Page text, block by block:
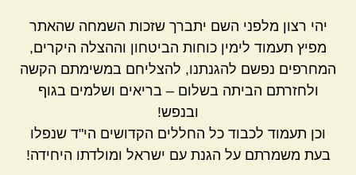
יהי רצון מלפני השם יתברך שזכות השמחה שהאתר
מפיץ תעמוד לימין כוחות הביטחון וההצלה היקרים,
המחרפים נפשם להגנתנו, להצליחם במשימתם הקשה
ולחזרתם הביתה בשלום – בריאים ושלמים בגוף
ובנפש!
וכן תעמוד לכבוד כל החללים הקדושים הי"ד שנפלו
בעת משמרתם על הגנת עם ישראל ומולדתו היחידה!